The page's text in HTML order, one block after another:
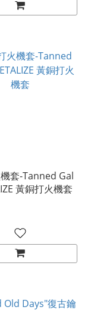
套-Tanned Gal
黃銅打火機套